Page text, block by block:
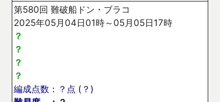
第580回 難破船ドン・ブラコ
2025年05月04日01時～05月05日17時
？
？
？
？
編成点数：？点 (？)